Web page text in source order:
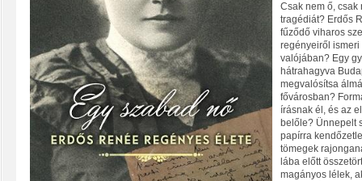
Csak nem ő, csak
tragédiát? Erdős
fűződő viharos
regényeiről ismeri
valójában? Egy
hátrahagyva
megvalósítsa
fővárosban?
írásnak él, és az
belőle? Ünnepelt
papírra
tömegek
lába előtt
magányos lélek,